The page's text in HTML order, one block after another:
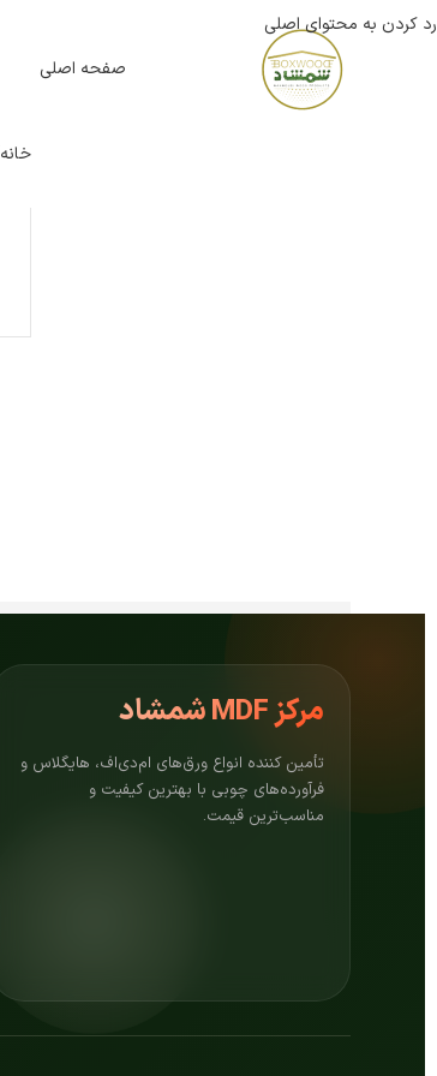
رد کردن به محتوای اصلی
صفحه اصلی
خانه
مرکزMDF شمشاد
تأمین کننده انواع ورق‌های ام‌دی‌اف، هایگلاس و
فرآورده‌های چوبی با بهترین کیفیت و
مناسب‌ترین قیمت.